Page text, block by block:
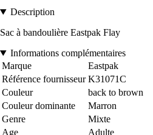
Description
Sac à bandoulière Eastpak Flay
Informations complémentaires
Marque
Eastpak
Référence fournisseur K31071C
Couleur
back to brown
Couleur dominante
Marron
Genre
Mixte
Age
Adulte